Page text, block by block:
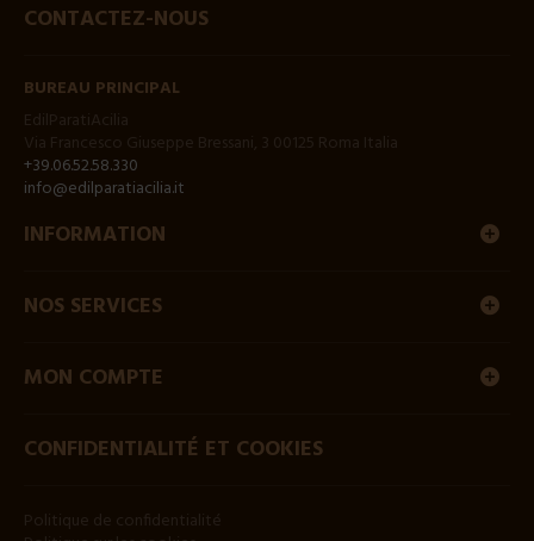
CONTACTEZ-NOUS
BUREAU PRINCIPAL
+39.06.52.58.330
info@edilparatiacilia.it
INFORMATION
NOS SERVICES
MON COMPTE
CONFIDENTIALITÉ ET COOKIES